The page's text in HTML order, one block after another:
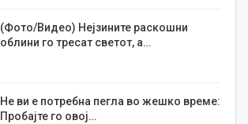
(Фото/Видео) Нејзините раскошни
облини го тресат светот, а…
Не ви е потребна пегла во жешко време:
Пробајте го овој…